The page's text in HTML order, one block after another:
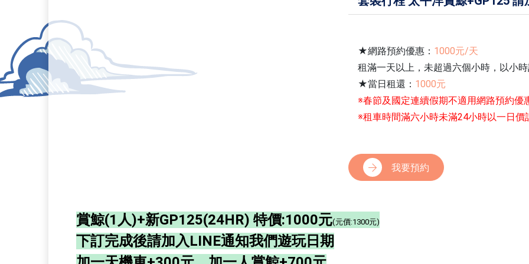
★網路預約優惠： 1000元/天
租滿一天以上，未超過六個小時，以小
★當日租還： 1000元
※春節及國定連續假期不適用網路預約優
※租車時間滿六小時未滿24小時以一日價
我要預約
賞鯨(1人)+新GP125(24HR) 特價:1000元(元價:1300元)
下訂完成後請加入LINE通知我們遊玩日期